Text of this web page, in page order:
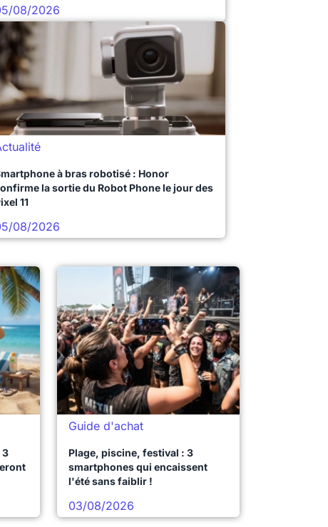
08/2026
à bras robotisé : Honor
la sortie du Robot Phone le jour des
11
08/2026
3
Guide d'achat
Plage, piscine, festival : 3
smartphones qui encaissent
l'été sans faiblir !
03/08/2026